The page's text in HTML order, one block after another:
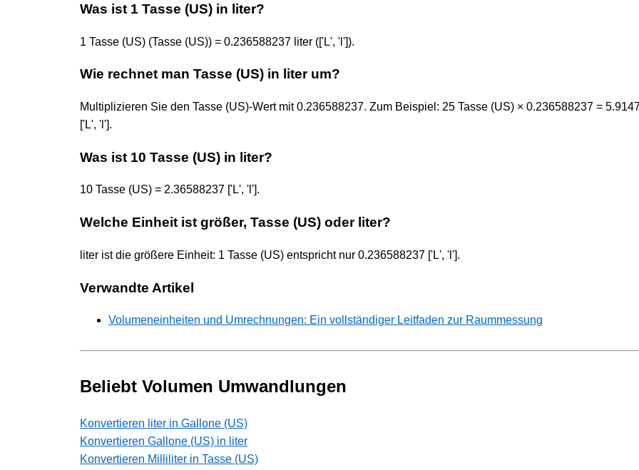
Was ist 1 Tasse (US) in liter?
1 Tasse (US) (Tasse (US)) = 0.236588237 liter (['L', 'l']).
Wie rechnet man Tasse (US) in liter um?
Multiplizieren Sie den Tasse (US)-Wert mit 0.236588237. Zum Beispiel: 25 Tasse (US) × 0.236588237 =
['L', 'l'].
Was ist 10 Tasse (US) in liter?
10 Tasse (US) = 2.36588237 ['L', 'l'].
Welche Einheit ist größer, Tasse (US) oder liter?
liter ist die größere Einheit: 1 Tasse (US) entspricht nur 0.236588237 ['L', 'l'].
Verwandte Artikel
Volumeneinheiten und Umrechnungen: Ein vollständiger Leitfaden zur Raummessung
Beliebt Volumen Umwandlungen
Konvertieren liter in Gallone (US)
Konvertieren Gallone (US) in liter
Konvertieren Milliliter in Tasse (US)